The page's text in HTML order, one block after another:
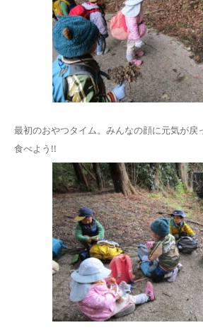
最初のおやつタイム。みんなの顔に元気が戻
食べよう!!